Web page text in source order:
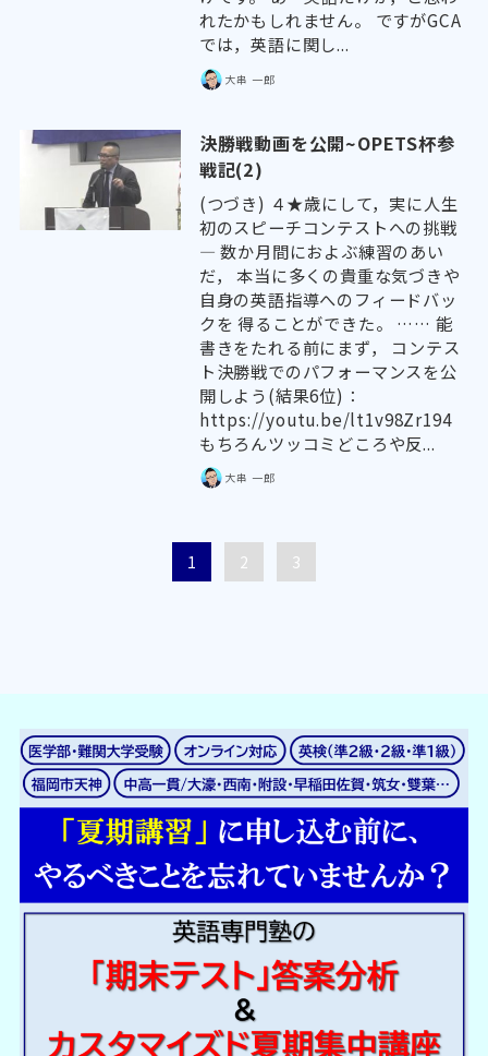
れたかもしれません。 ですがGCA
では，英語に関し...
大串 一郎
決勝戦動画を公開~OPETS杯参
戦記(2)
(つづき) ４★歳にして，実に人生
初のスピーチコンテストへの挑戦
― 数か月間におよぶ練習のあい
だ， 本当に多くの貴重な気づきや
自身の英語指導へのフィードバッ
クを 得ることができた。 …… 能
書きをたれる前にまず， コンテス
ト決勝戦でのパフォーマンスを公
開しよう(結果6位)：
https://youtu.be/lt1v98Zr194
もちろんツッコミどころや反...
大串 一郎
1 2 3